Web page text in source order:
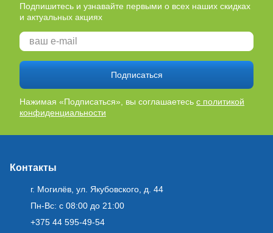
Подпишитесь и узнавайте первыми о всех наших скидках
и актуальных акциях
Подписаться
Нажимая «Подписаться», вы соглашаетесь с политикой
конфиденциальности
Контакты
г. Могилёв, ул. Якубовского, д. 44
Пн-Вс: с 08:00 до 21:00
+375 44 595-49-54